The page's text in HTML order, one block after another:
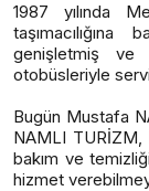
1987 yılında
genişletmiş
otobüsleriyle
Bugün Mustafa
NAMLI TURİZM,
bakım ve
hizmet